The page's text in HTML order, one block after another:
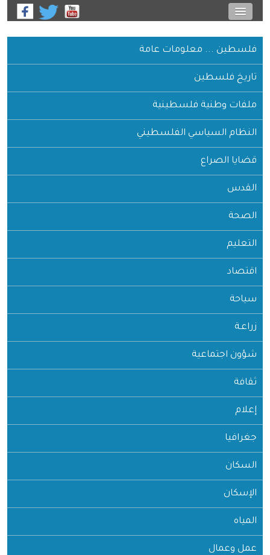
فلسطين ... معلومات عامة
تاريخ فلسطين
ملفات وطنية فلسطينية
النظام السياسي الفلسطيني
قضايا الصراع
القدس
الصحة
التعليم
اقتصاد
سياحة
زراعـة
شؤون اجتماعية
ثقافة
إعلام
جغرافيا
السكان
الإسكان
المياه
عمل وعمال